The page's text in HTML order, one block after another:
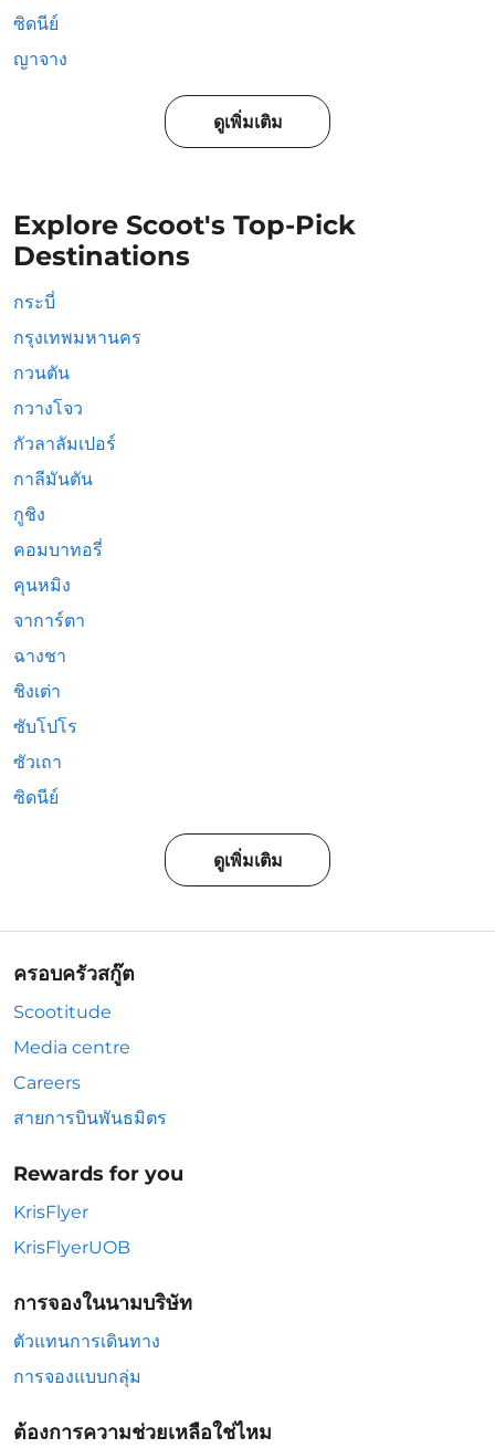
ซิดนีย์
ญาจาง
ดูเพิ่มเติม
Explore Scoot's Top-Pick
Destinations
กระบี่
กรุงเทพมหานคร
กวนตัน
กวางโจว
กัวลาลัมเปอร์
กาลีมันตัน
กูชิง
คอมบาทอรี่
คุนหมิง
จาการ์ตา
ฉางชา
ชิงเต่า
ซับโปโร
ซัวเถา
ซิดนีย์
ดูเพิ่มเติม
ครอบครัวสกู๊ต
Scootitude
Media centre
Careers
สายการบินพันธมิตร
Rewards for you
KrisFlyer
KrisFlyerUOB
การจองในนามบริษัท
ตัวแทนการเดินทาง
การจองแบบกลุ่ม
ต้องการความช่วยเหลือใช่ไหม